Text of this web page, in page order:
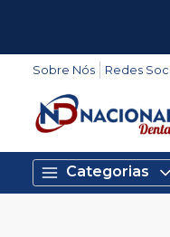
Sobre Nós Redes
Categorias